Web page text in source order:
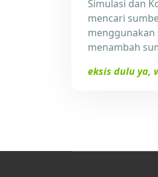
Simulasi dan
mencari
menggunakan
menambah
eksis dulu ya,